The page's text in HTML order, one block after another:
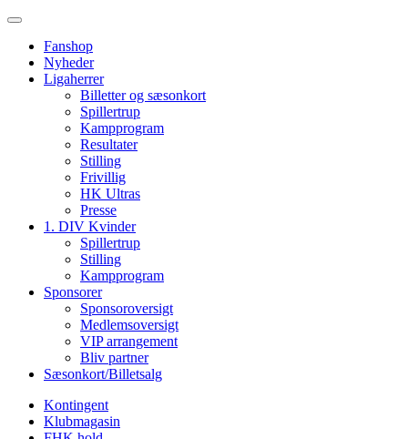
Fanshop
Nyheder
Ligaherrer
Billetter og sæsonkort
Spillertrup
Kampprogram
Resultater
Stilling
Frivillig
HK Ultras
Presse
1. DIV Kvinder
Spillertrup
Stilling
Kampprogram
Sponsorer
Sponsoroversigt
Medlemsoversigt
VIP arrangement
Bliv partner
Sæsonkort/Billetsalg
Kontingent
Klubmagasin